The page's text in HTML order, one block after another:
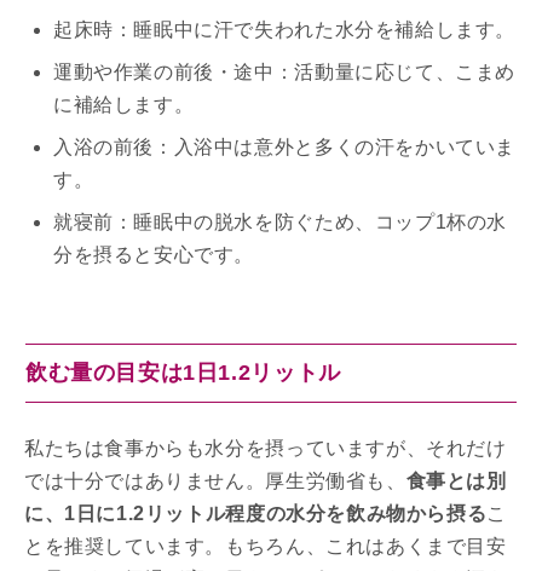
起床時：睡眠中に汗で失われた水分を補給します。
運動や作業の前後・途中：活動量に応じて、こまめ
に補給します。
入浴の前後：入浴中は意外と多くの汗をかいていま
す。
就寝前：睡眠中の脱水を防ぐため、コップ1杯の水
分を摂ると安心です。
飲む量の目安は1日1.2リットル
私たちは食事からも水分を摂っていますが、それだけ
では十分ではありません。厚生労働省も、 食事とは別
に、1日に1.2リットル程度の水分を飲み物から摂るこ
とを推奨しています。もちろん、これはあくまで目安